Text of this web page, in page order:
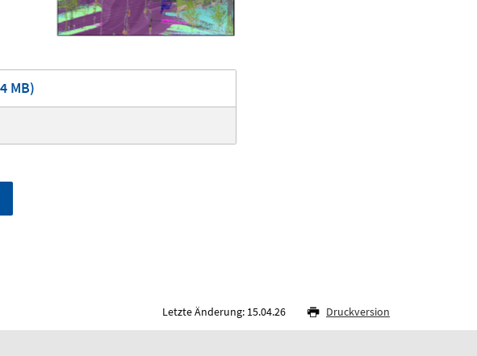
MB)
Letzte Änderung: 15.04.26 Druckversion